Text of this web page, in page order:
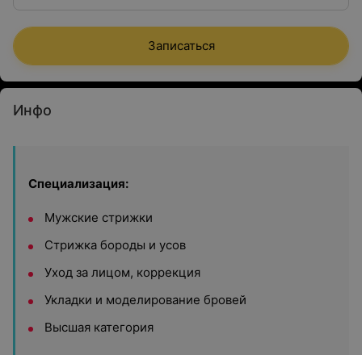
Записаться
Инфо
Специализация:
Мужские стрижки
Стрижка бороды и усов
Уход за лицом, коррекция
Укладки и моделирование бровей
Высшая категория